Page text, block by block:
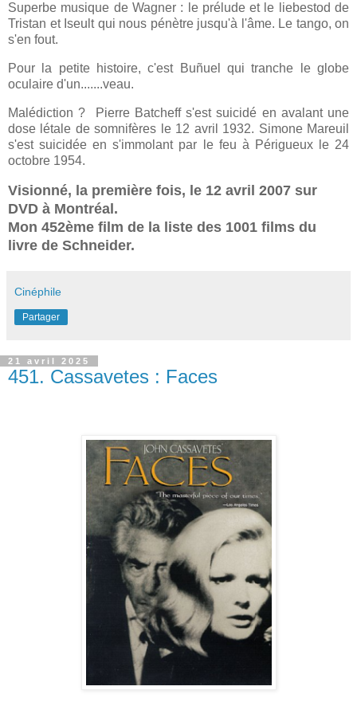
Superbe musique de Wagner : le prélude et le liebestod de
Tristan et Iseult qui nous pénètre jusqu'à l'âme. Le tango, on
s'en fout.
Pour la petite histoire, c'est Buñuel qui tranche le globe
oculaire d'un.......veau.
Malédiction ? Pierre Batcheff s'est suicidé en avalant une
dose létale de somnifères le 12 avril 1932. Simone Mareuil
s'est suicidée en s'immolant par le feu à Périgueux le 24
octobre 1954.
Visionné, la première fois, le 12 avril 2007 sur
DVD à Montréal.
Mon 452ème film de la liste des 1001 films du
livre de Schneider.
Cinéphile
Partager
21 avril 2025
451. Cassavetes : Faces